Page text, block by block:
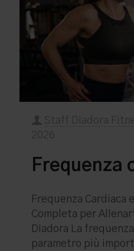
Frequenza
Frequenza Cardiaca
Completa per
Diadora La
parametro più